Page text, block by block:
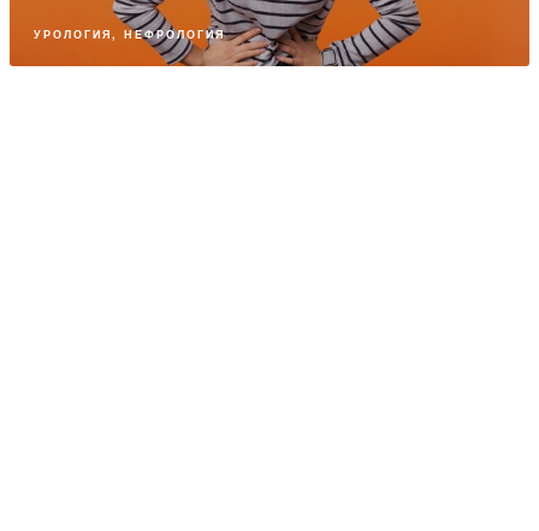
УРОЛОГИЯ, НЕФРОЛОГИЯ